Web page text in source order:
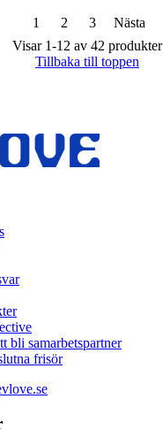
1 2 3
Nästa
Visar 1-12 av 42 produkter
Tillbaka till toppen
bli samarbetspartner
frisör